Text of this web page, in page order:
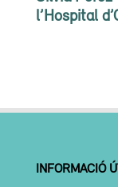
l’Hospital
INFORMACIÓ